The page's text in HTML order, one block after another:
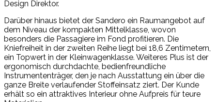
Design Direktor.
Darüber hinaus bietet der Sandero ein Raumangebot auf
dem Niveau der kompakten Mittelklasse, wovon
besonders die Passagiere im Fond profitieren. Die
Kniefreiheit in der zweiten Reihe liegt bei 18,6 Zentimetern,
ein Topwert in der Kleinwagenklasse. Weiteres Plus ist der
ergonomisch durchdachte, bedienfreundliche
Instrumententräger, den je nach Ausstattung ein über die
ganze Breite verlaufender Stoffeinsatz ziert. Der Kunde
erhält so ein attraktives Interieur ohne Aufpreis für teure